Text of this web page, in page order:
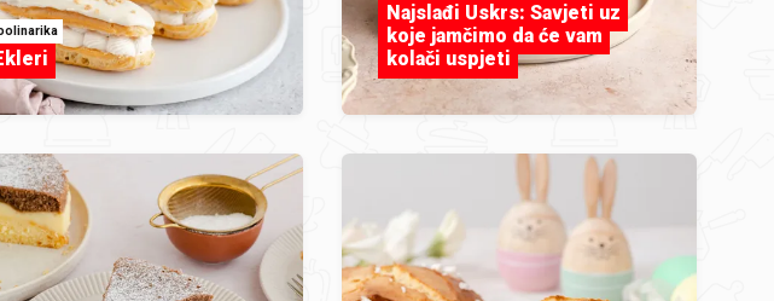
Najslađi Uskrs: Savjeti uz
koje jamčimo da će vam
kolači uspjeti